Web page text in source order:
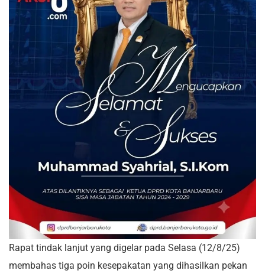
Rapat tindak lanjut yang digelar pada Selasa (12/8/25)
membahas tiga poin kesepakatan yang dihasilkan pekan